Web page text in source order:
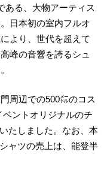
ある、大物アーティス
日本初の室内フルオ
より、世代を超えて
峰の音響を誇るシュ
周辺での500㍍のコス
ントオリジナルのチ
たしました。なお、本
ャツの売上は、能登半